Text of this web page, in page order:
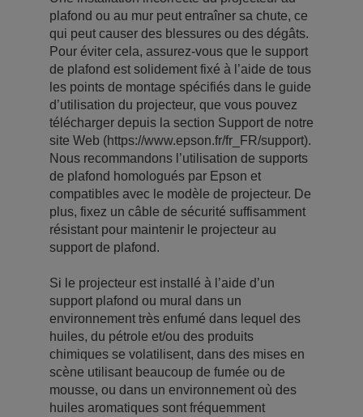
plafond ou au mur peut entraîner sa chute, ce
qui peut causer des blessures ou des dégâts.
Pour éviter cela, assurez-vous que le support
de plafond est solidement fixé à l’aide de tous
les points de montage spécifiés dans le guide
d’utilisation du projecteur, que vous pouvez
télécharger depuis la section Support de notre
site Web (https://www.epson.fr/fr_FR/support).
Nous recommandons l’utilisation de supports
de plafond homologués par Epson et
compatibles avec le modèle de projecteur. De
plus, fixez un câble de sécurité suffisamment
résistant pour maintenir le projecteur au
support de plafond.
Si le projecteur est installé à l’aide d’un
support plafond ou mural dans un
environnement très enfumé dans lequel des
huiles, du pétrole et/ou des produits
chimiques se volatilisent, dans des mises en
scène utilisant beaucoup de fumée ou de
mousse, ou dans un environnement où des
huiles aromatiques sont fréquemment